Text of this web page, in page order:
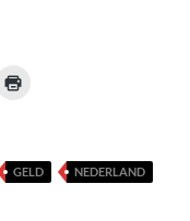
GELD
NEDERLAND